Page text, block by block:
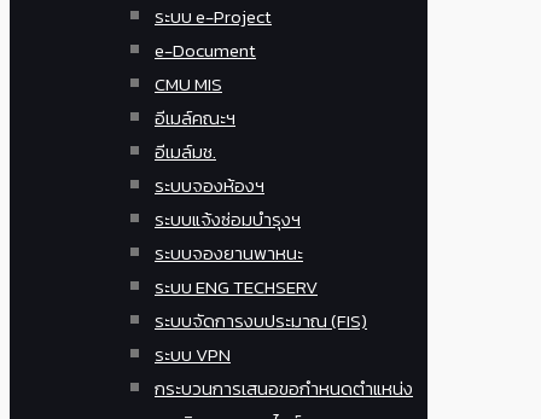
ระบบ e-Project
e-Document
CMU MIS
อีเมล์คณะฯ
อีเมล์มช.
ระบบจองห้องฯ
ระบบแจ้งซ่อมบำรุงฯ
ระบบจองยานพาหนะ
ระบบ ENG TECHSERV
ระบบจัดการงบประมาณ (FIS)
ระบบ VPN
กระบวนการเสนอขอกำหนดตำแหน่ง